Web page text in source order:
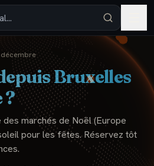
décembre
Bruxelles
?
marchés de Noël (Europe
pour les fêtes. Réservez tôt